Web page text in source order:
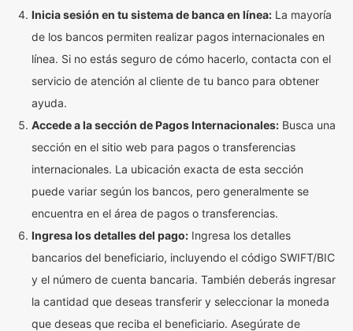
Inicia sesión en tu sistema de banca en línea: La mayoría
de los bancos permiten realizar pagos internacionales en
línea. Si no estás seguro de cómo hacerlo, contacta con el
servicio de atención al cliente de tu banco para obtener
ayuda.
Accede a la sección de Pagos Internacionales: Busca una
sección en el sitio web para pagos o transferencias
internacionales. La ubicación exacta de esta sección
puede variar según los bancos, pero generalmente se
encuentra en el área de pagos o transferencias.
Ingresa los detalles del pago: Ingresa los detalles
bancarios del beneficiario, incluyendo el código SWIFT/BIC
y el número de cuenta bancaria. También deberás ingresar
la cantidad que deseas transferir y seleccionar la moneda
que deseas que reciba el beneficiario. Asegúrate de